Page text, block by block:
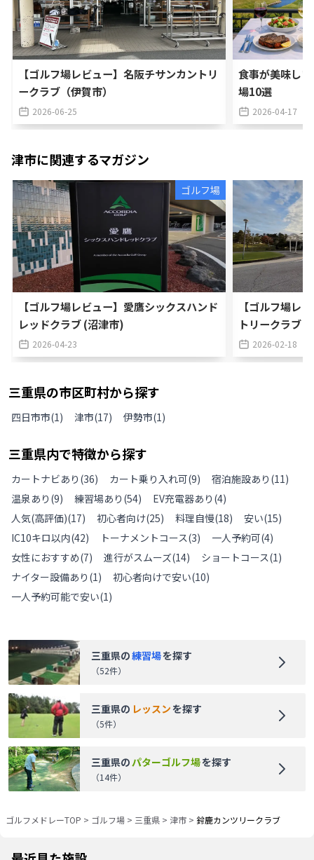
【ゴルフ場レビュー】名阪チサンカントリ
ークラブ（伊賀市）
2026-06-25
食事が美味し
場10選
2026-04-17
津市に関連するマガジン
ゴルフ場
【ゴルフ場レビュー】愛鷹シックスハンド
レッドクラブ (沼津市)
2026-04-23
【ゴルフ場レ
トリークラブ
2026-02-18
三重県の市区町村から探す
四日市市(1) 津市(17) 伊勢市(1)
三重県内で特徴から探す
カートナビあり (36) カート乗り入れ可(9) 宿泊施設あり (11)
温泉あり (9) 練習場あり (54) EV充電器あり (4)
人気(高評価)(17) 初心者向け(25) 料理自慢(18) 安い(15)
IC10キロ以内(42) トーナメントコース(3) 一人予約可(4)
女性におすすめ(7) 進行がスムーズ(14) ショートコース(1)
ナイター設備あり (1) 初心者向けで安い(10)
一人予約可能で安い(1)
三重県の練習場を探す
（52件）
三重県の レッスンを探す
（5件）
三重県の パターゴルフ場を探す
（14件）
ゴルフメドレーTOP > ゴルフ場 > 三重県 > 津市 > 鈴鹿カンツリークラブ